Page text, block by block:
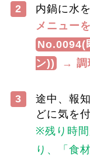
2
内鍋に水
メニュー
No.0094(
ン))
→ 調
3
途中、報
どに気を
※残り時
り、「食